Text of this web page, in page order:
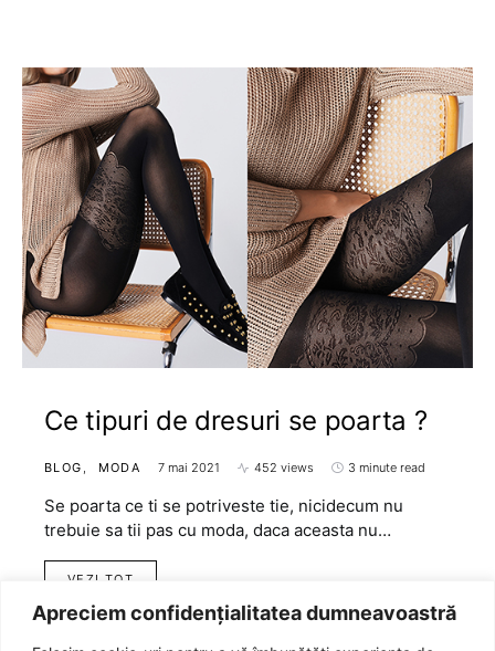
Apreciem confidențialitatea dumneavoastră
Ce tipuri de dresuri se poarta ?
BLOG MODA 7 mai 2021 452 views 3 minute read
Se poarta ce ti se potriveste tie, nicidecum nu
trebuie sa tii pas cu moda, daca aceasta nu…
VEZI TOT